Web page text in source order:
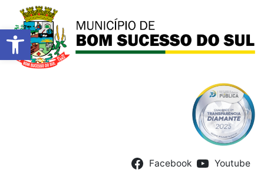
Barra de Ferramentas
Facebook Youtube